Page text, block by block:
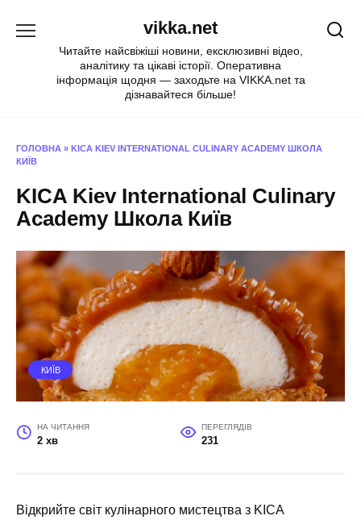
vikka.net
Читайте найсвіжіші новини, ексклюзивні відео,
аналітику та цікаві історії. Оперативна
інформація щодня — заходьте на VIKKA.net та
дізнавайтеся більше!
ГОЛОВНА » KICA KIEV INTERNATIONAL CULINARY ACADEMY ШКОЛА
КИЇВ
KICA Kiev International Culinary
Academy Школа Київ
КИЇВ
НА ЧИТАННЯ
2 хв
ПЕРЕГЛЯДІВ
231
Відкрийте світ кулінарного мистецтва з KICA